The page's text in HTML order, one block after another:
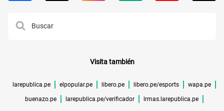
Visita también
larepublica.pe elpopular.pe libero.pe libero.pe/esports wapa.pe
buenazo.pe larepublica.pe/verificador lrmas.larepublica.pe